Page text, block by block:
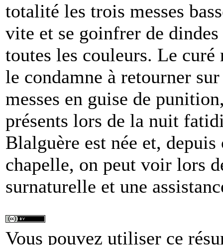
totalité les trois messes
vite et se goinfrer de
toutes les couleurs. Le
le condamne à retourner
messes en guise de
présents lors de la nuit
Blalguère est née et,
chapelle, on peut voir lors
surnaturelle et une
Vous pouvez utiliser ce